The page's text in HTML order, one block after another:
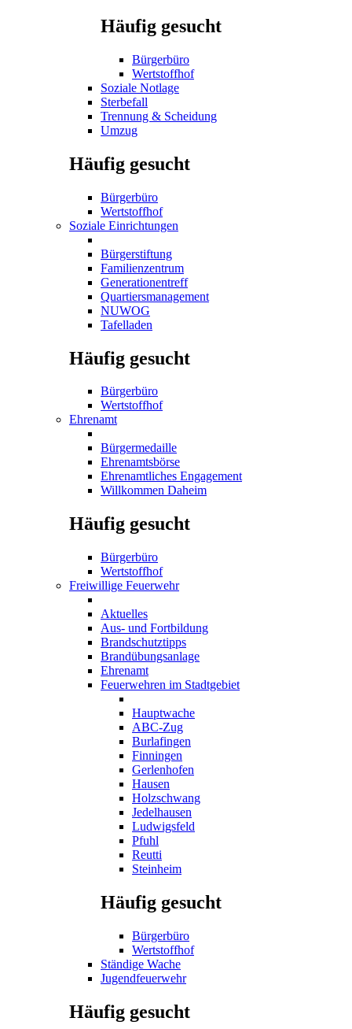
Häufig gesucht
Bürgerbüro
Wertstoffhof
Soziale Notlage
Sterbefall
Trennung & Scheidung
Umzug
Häufig gesucht
Bürgerbüro
Wertstoffhof
Soziale Einrichtungen
Bürgerstiftung
Familienzentrum
Generationentreff
Quartiersmanagement
NUWOG
Tafelladen
Häufig gesucht
Bürgerbüro
Wertstoffhof
Ehrenamt
Bürgermedaille
Ehrenamtsbörse
Ehrenamtliches Engagement
Willkommen Daheim
Häufig gesucht
Bürgerbüro
Wertstoffhof
Freiwillige Feuerwehr
Aktuelles
Aus- und Fortbildung
Brandschutztipps
Brandübungsanlage
Ehrenamt
Feuerwehren im Stadtgebiet
Hauptwache
ABC-Zug
Burlafingen
Finningen
Gerlenhofen
Hausen
Holzschwang
Jedelhausen
Ludwigsfeld
Pfuhl
Reutti
Steinheim
Häufig gesucht
Bürgerbüro
Wertstoffhof
Ständige Wache
Jugendfeuerwehr
Häufig gesucht